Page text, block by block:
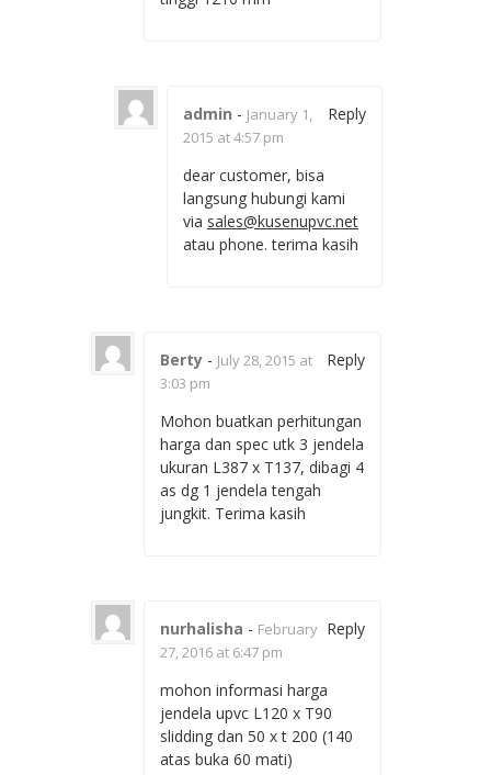
admin - January 1,
2015 at 4:57 pm
dear customer, bisa
langsung hubungi kami
via sales@kusenupvc.net
atau phone. terima kasih
Reply
Berty - July 28, 2015 at
3:03 pm
Mohon buatkan perhitungan
harga dan spec utk 3 jendela
ukuran L387 x T137, dibagi 4
as dg 1 jendela tengah
jungkit. Terima kasih
Reply
nurhalisha - February
27, 2016 at 6:47 pm
mohon informasi harga
jendela upvc L120 x T90
slidding dan 50 x t 200 (140
atas buka 60 mati)
Reply